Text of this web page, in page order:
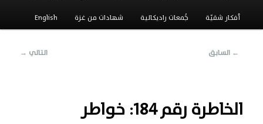
أفكار شقيّة جَُمعات راديكالية شهادات من غزة English
تصفّح
← السابق التالي →
الخاطرة رقم 184: خواطر